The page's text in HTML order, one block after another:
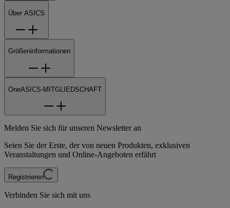
Über ASICS
Größeninformationen
OneASICS-MITGLIEDSCHAFT
Melden Sie sich für unseren Newsletter an
Seien Sie der Erste, der von neuen Produkten, exklusiven
Veranstaltungen und Online-Angeboten erfährt
Registrieren
Verbinden Sie sich mit uns